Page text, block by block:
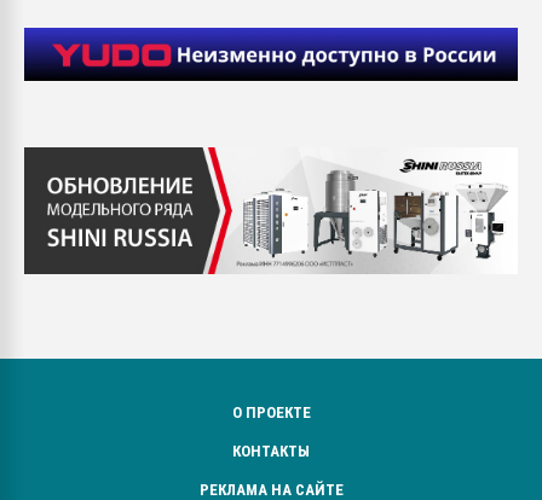
О ПРОЕКТЕ
КОНТАКТЫ
РЕКЛАМА НА САЙТЕ